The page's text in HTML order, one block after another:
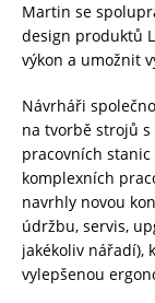
Martin se
design produktů
výkon a umožnit
Návrháři
na tvorbě strojů
pracovních
komplexních
navrhly novou
údržbu, servis,
jakékoliv nářadí),
vylepšenou